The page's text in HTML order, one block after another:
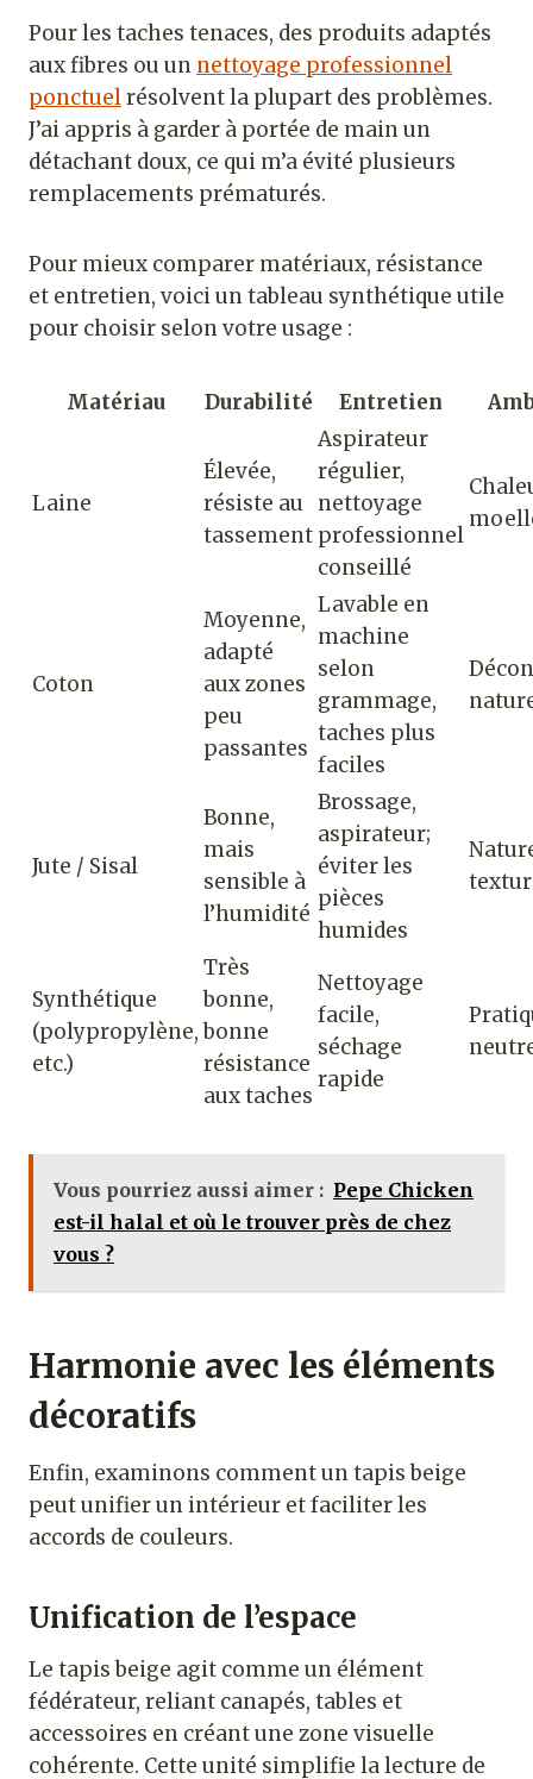
Pour les taches tenaces, des produits adaptés
aux fibres ou un nettoyage professionnel
ponctuelrésolvent la plupart des problèmes.
J’ai appris à garder à portée de main un
détachant doux, ce qui m’a évité plusieurs
remplacements prématurés.
Pour mieux comparer matériaux, résistance
et entretien, voici un tableau synthétique utile
pour choisir selon votre usage :
Matériau Durabilité Entretien
Laine
Élevée,
résiste au
tassement
Aspirateur
régulier,
nettoyage
professionnel
conseillé
Coton
Moyenne,
adapté
aux zones
peu
passantes
Lavable en
machine
selon
grammage,
taches plus
faciles
Jute / Sisal
Bonne,
mais
sensible à
l’humidité
Brossage,
aspirateur;
éviter les
pièces
humides
Synthétique
(polypropylène,
etc.)
Très
bonne,
bonne
résistance
aux taches
Nettoyage
facile,
séchage
rapide
Vous pourriez aussi aimer : Pepe Chicken
est-il halal et où le trouver près de chez
vous ?
Harmonie avec les éléments
décoratifs
Enfin, examinons comment un tapis beige
peut unifier un intérieur et faciliter les
accords de couleurs.
Unification de l’espace
Le tapis beige agit comme un élément
fédérateur, reliant canapés, tables et
accessoires en créant une zone visuelle
cohérente. Cette unité simplifie la lecture de